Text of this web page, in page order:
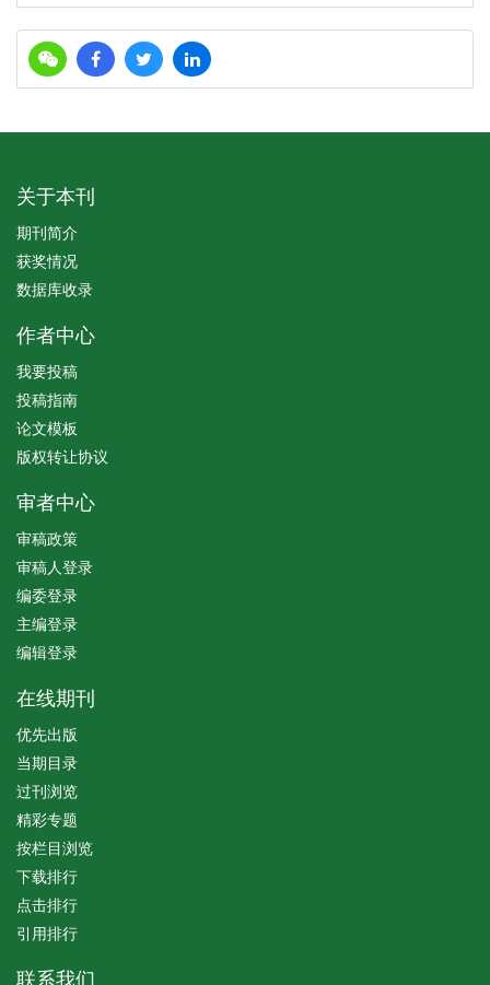
关于本刊
期刊简介
获奖情况
数据库收录
作者中心
我要投稿
投稿指南
论文模板
版权转让协议
审者中心
审稿政策
审稿人登录
编委登录
主编登录
编辑登录
在线期刊
优先出版
当期目录
过刊浏览
精彩专题
按栏目浏览
下载排行
点击排行
引用排行
联系我们